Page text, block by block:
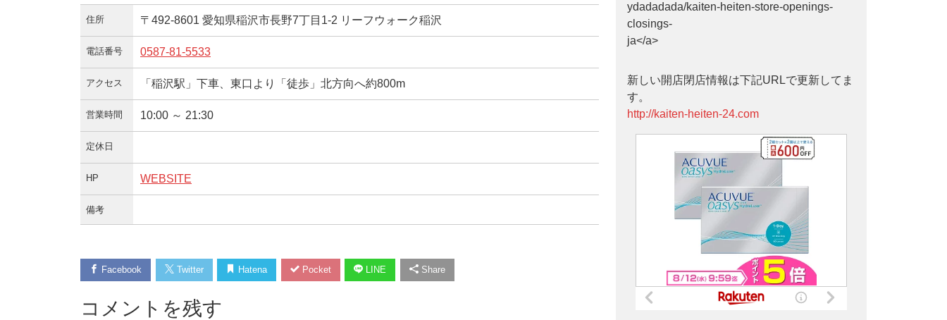
住所 〒492-8601 愛知県稲沢市長野7丁目1-2 リーフウォーク稲沢
電話番号 0587-81-5533
アクセス 「稲沢駅」下車、東口より「徒歩」北方向へ約800m
営業時間 10:00 ～ 21:30
定休日
HP WEBSITE
備考
Facebook Twitter Hatena Pocket LINE Share
コメントを残す
ydadadada/kaiten-heiten-store-openings-
closings-
ja</a>
新しい開店閉店情報は下記URLで更新してま
す。
http://kaiten-heiten-24.com